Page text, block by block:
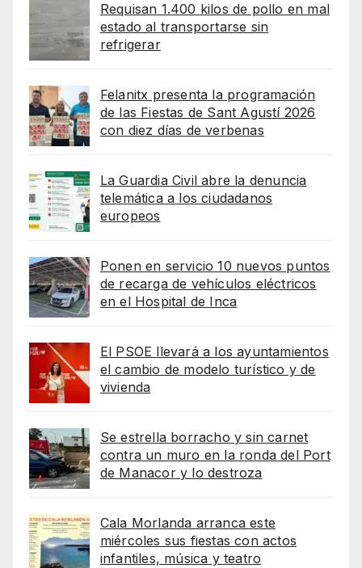
Requisan 1.400 kilos de pollo en mal
estado al transportarse sin
refrigerar
Felanitx presenta la programación
de las Fiestas de Sant Agustí 2026
con diez días de verbenas
La Guardia Civil abre la denuncia
telemática a los ciudadanos
europeos
Ponen en servicio 10 nuevos puntos
de recarga de vehículos eléctricos
en el Hospital de Inca
El PSOE llevará a los ayuntamientos
el cambio de modelo turístico y de
vivienda
Se estrella borracho y sin carnet
contra un muro en la ronda del Port
de Manacor y lo destroza
Cala Morlanda arranca este
miércoles sus fiestas con actos
infantiles, música y teatro